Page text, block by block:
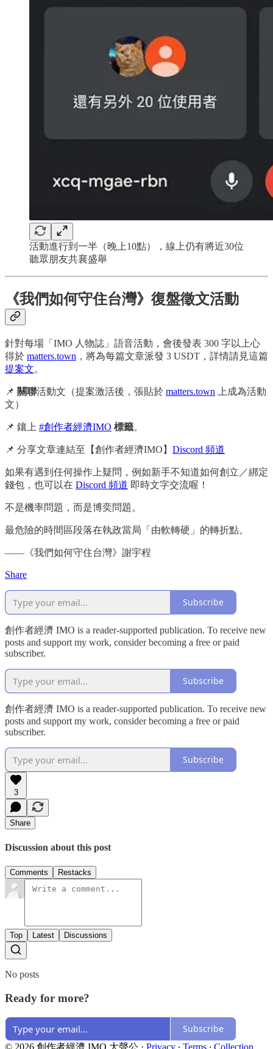
活動進行到一半（晚上10點），線上仍有將近30位
聽眾朋友共襄盛舉
《我們如何守住台灣》復盤徵文活動
針對每場「IMO 人物誌」語音活動，會後發表 300 字以上心
得於 matters.town ，將為每篇文章派發 3 USDT，詳情請見這篇
提案文。
📌 關聯活動文（提案激活後，張貼於 matters.town 上成為活動
文）
📌 鑲上 #創作者經濟IMO 標籤。
📌 分享文章連結至【創作者經濟IMO】 Discord 頻道
如果有遇到任何操作上疑問，例如新手不知道如何創立／綁定
錢包，也可以在 Discord 頻道 即時文字交流喔！
不是機率問題，而是博奕問題。
最危險的時間區段落在執政當局「由軟轉硬」的轉折點。
——《我們如何守住台灣》謝宇程
Share
Subscribe
創作者經濟 IMO is a reader-supported publication. To receive new
posts and support my work, consider becoming a free or paid
subscriber.
Subscribe
創作者經濟 IMO is a reader-supported publication. To receive new
posts and support my work, consider becoming a free or paid
subscriber.
Subscribe
3
Share
Discussion about this post
Comments Restacks
Top Latest Discussions
No posts
Ready for more?
Subscribe
© 2026 創作者經濟 IMO 大聲公 · Privacy ∙ Terms ∙ Collection